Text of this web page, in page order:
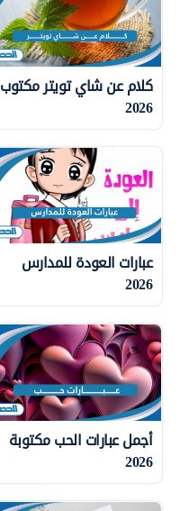
كلام عن شاي تويتر مكتوب
2026
عبارات العودة للمدارس
2026
أجمل عبارات الحب مكتوبة
2026